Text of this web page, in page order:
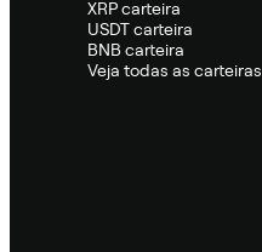
XRP carteira
USDT carteira
BNB carteira
Veja todas as carteiras